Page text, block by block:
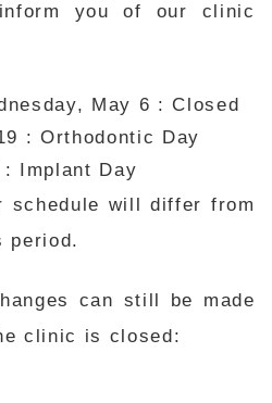
you of our clinic
May 6 : Closed
: Orthodontic Day
: Implant Day
schedule will differ from
period.
can still be made
clinic is closed: